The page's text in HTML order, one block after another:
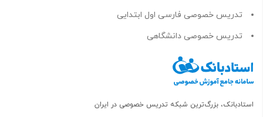
تدریس خصوصی فارسی اول ابتدایی
تدریس خصوصی دانشگاهی
استادبانک، بزرگ‌ترین شبکه تدریس خصوصی در ایران